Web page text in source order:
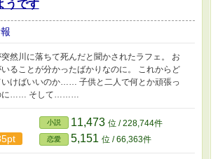
うです
然川に落ちて死んだと聞かされたラフェ。 お
ることが分かったばかりなのに。 これからど
いけばいいのか…… 子供と二人で何とか頑張っ
に…… そして………
小説 11,473 位 / 228,744件
恋愛 5,151 位 / 66,363件